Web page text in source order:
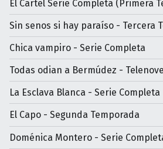
El Cartel Serie Completa (Primera
Sin senos si hay paraíso - Tercera
Chica vampiro - Serie Completa
Todas odian a Bermúdez -
La Esclava Blanca - Serie Completa
El Capo - Segunda Temporada
Doménica Montero - Serie